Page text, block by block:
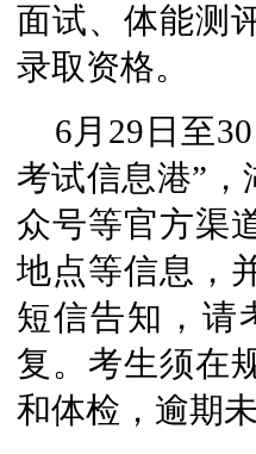
面试、体能测
录取资格。
6月29日至
考试信息港”
众号等官方渠
地点等信息，
短信告知，请
复。考生须在
和体检，逾期